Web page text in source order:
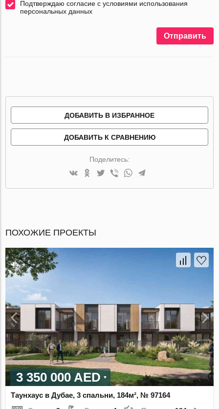
Подтверждаю согласие с условиями использования
персональных данных
Отправить
ДОБАВИТЬ В ИЗБРАННОЕ
ДОБАВИТЬ К СРАВНЕНИЮ
Поделитесь:
ПОХОЖИЕ ПРОЕКТЫ
3 350 000 AED
Таунхаус в Дубае, 3 спальни, 184м², № 97164